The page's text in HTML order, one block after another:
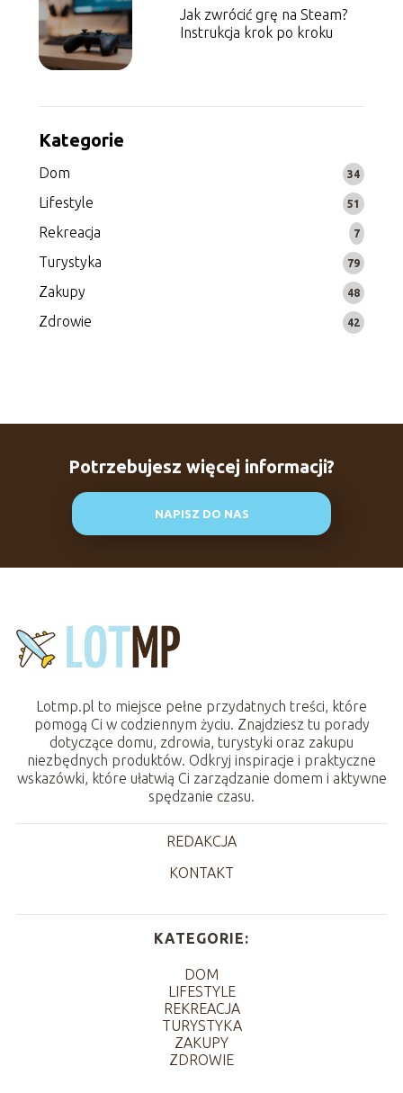
Jak zwrócić grę na Steam?
Instrukcja krok po kroku
Kategorie
Dom 34
Lifestyle 51
Rekreacja 7
Turystyka 79
Zakupy 48
Zdrowie 42
Potrzebujesz więcej informacji?
NAPISZ DO NAS
Lotmp.pl to miejsce pełne przydatnych treści, które
pomogą Ci w codziennym życiu. Znajdziesz tu porady
dotyczące domu, zdrowia, turystyki oraz zakupu
niezbędnych produktów. Odkryj inspiracje i praktyczne
wskazówki, które ułatwią Ci zarządzanie domem i aktywne
spędzanie czasu.
REDAKCJA
KONTAKT
KATEGORIE:
DOM
LIFESTYLE
REKREACJA
TURYSTYKA
ZAKUPY
ZDROWIE